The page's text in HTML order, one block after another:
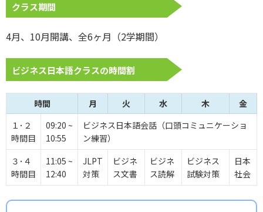
クラス期間
4月、10月開講、全6ヶ月（2学期間）
ビジネス日本語クラスの時間割
時間 月 火 水 木
金
１･２
時間目
09:20 ~
10:55
ビジネス日本語会話（口頭コミュニケーショ
ン練習）
３･４
時間目
11:05 ~
12:40
JLPT
対策
ビジネ
ス文書
ビジネ
ス読解
ビジネス
試験対策
日本
社会